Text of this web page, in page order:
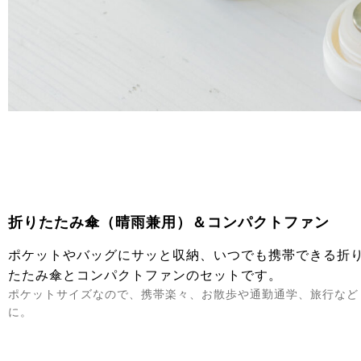
折りたたみ傘（晴雨兼用）＆コンパクトファン
ポケットやバッグにサッと収納、いつでも携帯できる折
たたみ傘とコンパクトファンのセットです。
ポケットサイズなので、携帯楽々、お散歩や通勤通学、旅行など
に。